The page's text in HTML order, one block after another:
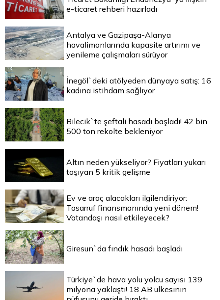
e-ticaret rehberi hazırladı
Antalya ve Gazipaşa-Alanya
havalimanlarında kapasite artırımı ve
yenileme çalışmaları sürüyor
İnegöl`deki atölyeden dünyaya satış: 16
kadına istihdam sağlıyor
Bilecik`te şeftali hasadı başladı! 42 bin
500 ton rekolte bekleniyor
Altın neden yükseliyor? Fiyatları yukarı
taşıyan 5 kritik gelişme
Ev ve araç alacakları ilgilendiriyor:
Tasarruf finansmanında yeni dönem!
Vatandaşı nasıl etkileyecek?
Giresun`da fındık hasadı başladı
Türkiye`de hava yolu yolcu sayısı 139
milyona yaklaştı! 18 AB ülkesinin